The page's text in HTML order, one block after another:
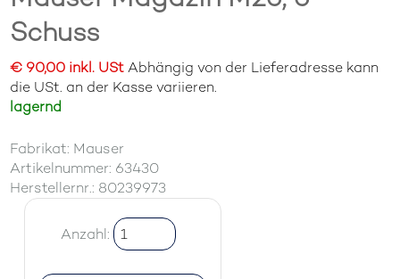
Schuss
€ 90,00 inkl. UStAbhängig von der Lieferadresse kann
die USt. an der Kasse variieren.
lagernd
Fabrikat: Mauser
Artikelnummer: 63430
Herstellernr.: 80239973
Anzahl: